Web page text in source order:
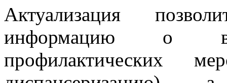
Актуализация
информацию о
профилактических